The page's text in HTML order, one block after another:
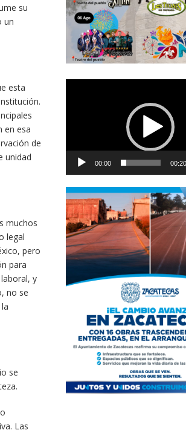
su
un
esta
en esa
de
unidad
muchos
legal
pero
para
y
no se
se
Las
00:00 00:20